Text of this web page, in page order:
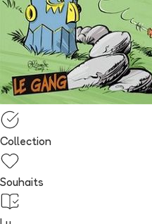
Collection
Souhaits